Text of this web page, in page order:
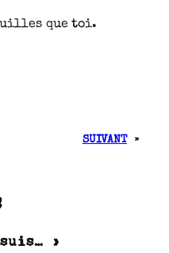
que toi.
SUIVANT »
»